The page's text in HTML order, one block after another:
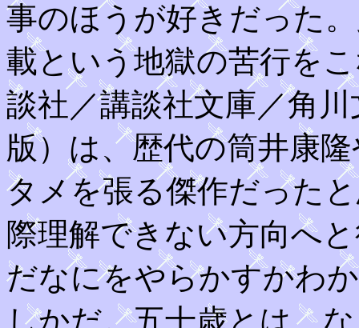
事のほうが好きだった
載という地獄の苦行を
談社／講談社文庫／角
版）は、歴代の筒井康
タメを張る傑作だった
際理解できない方向へ
だなにをやらかすかわ
しかだ。五十歳とは、